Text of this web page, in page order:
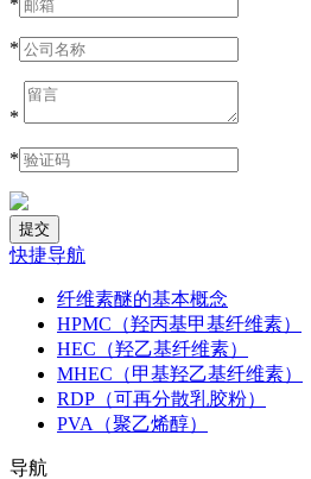
*
*
*
快捷导航
纤维素醚的基本概念
HPMC（羟丙基甲基纤维素）
HEC（羟乙基纤维素）
MHEC（甲基羟乙基纤维素）
RDP（可再分散乳胶粉）
PVA（聚乙烯醇）
导航